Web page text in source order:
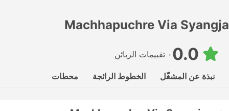
Machhapuchre Via Syangja
٠ تقييمات الزبائن
نبذة عن المشغّل الخطوط الرائجة محطات